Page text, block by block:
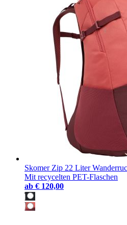
Skomer Zip 22 Liter
Mit recycelten PET-Flaschen
ab € 120,00